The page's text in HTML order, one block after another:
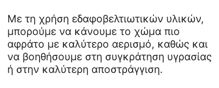
Με τη χρήση εδαφοβελτιωτικών υλικών,
μπορούμε να κάνουμε το χώμα πιο
αφράτο με καλύτερο αερισμό, καθώς και
να βοηθήσουμε στη συγκράτηση υγρασίας
ή στην καλύτερη αποστράγγιση.